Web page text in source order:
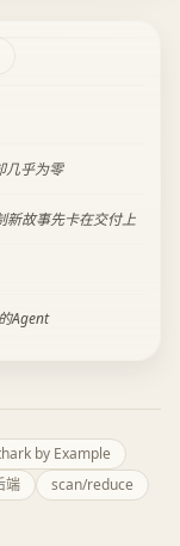
几乎为零
新故事先卡在交付上
Agent
by Example
端
scan/reduce